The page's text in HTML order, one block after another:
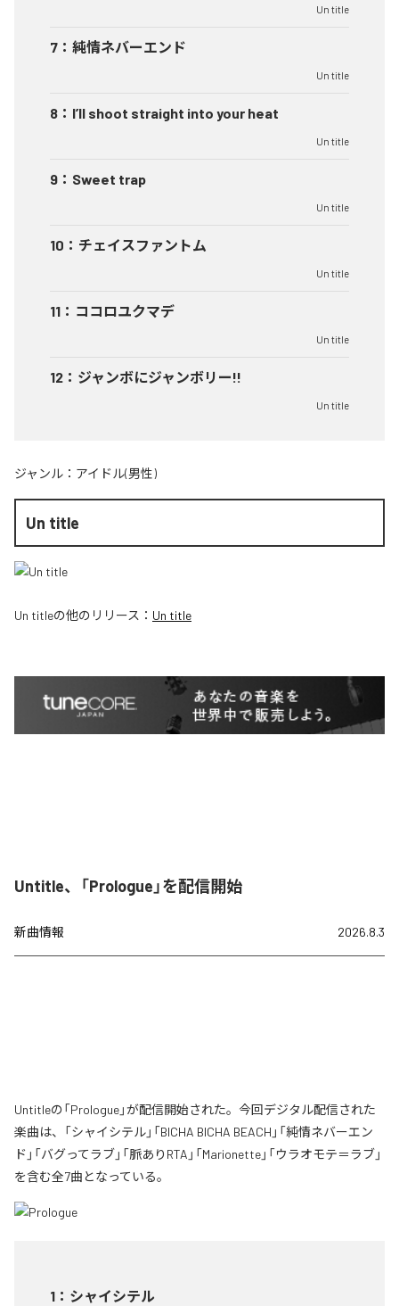
Un title
7 ： 純情ネバーエンド
Un title
8 ： I’ll shoot straight into your heat
Un title
9 ： Sweet trap
Un title
10 ： チェイスファントム
Un title
11 ： ココロユクマデ
Un title
12 ： ジャンボにジャンボリー!!
Un title
ジャンル： アイドル(男性)
Un title
Un titleの他のリリース： Un title
Untitle、「Prologue」を配信開始
新曲情報 2026.8.3
Untitleの「Prologue」が配信開始された。今回デジタル配信された
楽曲は、「シャイシテル」「BICHA BICHA BEACH」「純情ネバーエン
ド」「バグってラブ」「脈ありRTA」「Marionette」「ウラオモテ＝ラブ」
を含む全7曲となっている。
1 ： シャイシテル